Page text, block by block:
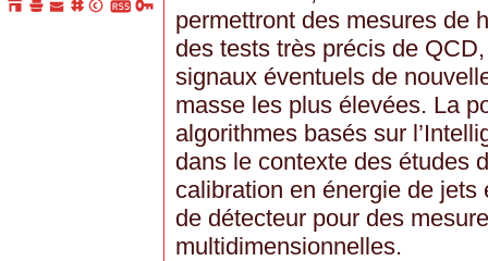
permettront des mesures de
des tests très précis de
signaux éventuels de
masse les plus élevées. La
algorithmes basés sur
dans le contexte des études
calibration en énergie de
de détecteur pour des
multidimensionnelles.